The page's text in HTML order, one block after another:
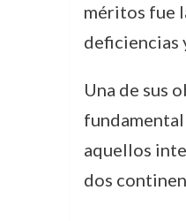
méritos fue
deficiencias
Una de sus
aquellos
dos